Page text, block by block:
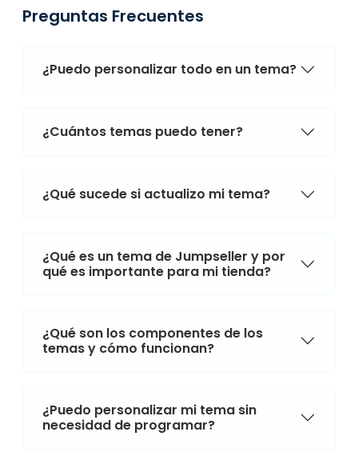
Preguntas Frecuentes
¿Puedo personalizar todo en un tema?
¿Cuántos temas puedo tener?
¿Qué sucede si actualizo mi tema?
¿Qué es un tema de Jumpseller y por
qué es importante para mi tienda?
¿Qué son los componentes de los
temas y cómo funcionan?
¿Puedo personalizar mi tema sin
necesidad de programar?